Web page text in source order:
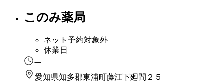
このみ薬局
ネット予約対象外
休業日
ー
愛知県知多郡東浦町藤江下廻間２５